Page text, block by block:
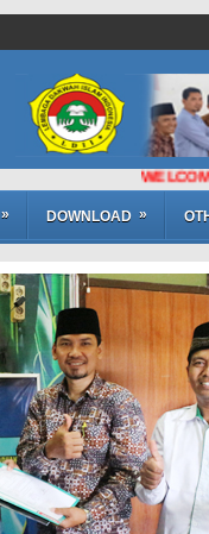
WELCOME TO
» DOWNLOAD »